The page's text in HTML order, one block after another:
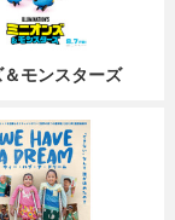
＆モンスターズ